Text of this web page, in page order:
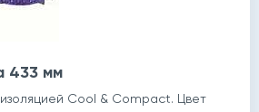
433 мм
Cool & Compact. Цвет